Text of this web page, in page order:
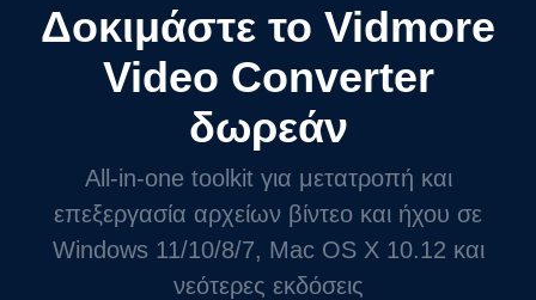
Δοκιμάστε το Vidmore
Video Converter
δωρεάν
All-in-one toolkit για μετατροπή και
επεξεργασία αρχείων βίντεο και ήχου σε
Windows 11/10/8/7, Mac OS X 10.12 και
νεότερες εκδόσεις